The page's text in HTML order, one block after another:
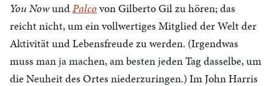
You NowundPalco von Gilberto Gil zu hören; das
reicht nicht, um ein vollwertiges Mitglied der Welt der
Aktivität und Lebensfreude zu werden. (Irgendwas
muss man ja machen, am besten jeden Tag dasselbe, um
die Neuheit des Ortes niederzuringen.) Im John Harris